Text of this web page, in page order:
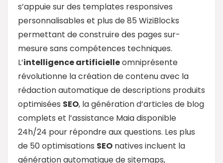
s’appuie sur des templates responsives
personnalisables et plus de 85 WiziBlocks
permettant de construire des pages sur-
mesure sans compétences techniques.
L’intelligence artificielleomniprésente
révolutionne la création de contenu avec la
rédaction automatique de descriptions produits
optimisées SEO, la génération d’articles de blog
complets et l’assistance Maia disponible
24h/24 pour répondre aux questions. Les plus
de 50 optimisations SEO natives incluent la
génération automatique de sitemaps,